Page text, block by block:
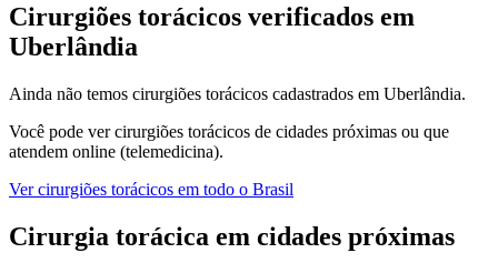
Cirurgiões torácicos verificados em
Uberlândia
Ainda não temos cirurgiões torácicos cadastrados em Uberlândia.
Você pode vercirurgiões torácicos de cidades próximas ou que
atendem online (telemedicina).
Vercirurgiões torácicos em todo o Brasil
Cirurgia torácica em cidades próximas